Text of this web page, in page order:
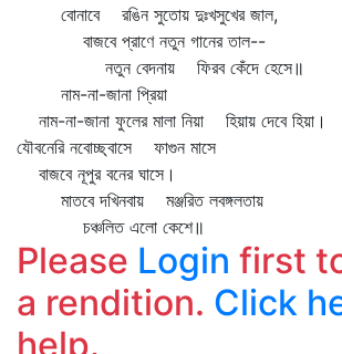
বোনাবে রঙিন সুতোয় দুঃখসুখের জাল,
বাজবে প্রাণে নতুন গানের তাল--
নতুন বেদনায় ফিরব কেঁদে হেসে॥
নাম-না-জানা প্রিয়া
নাম-না-জানা ফুলের মালা নিয়া হিয়ায় দেবে হিয়া।
যৌবনেরি নবোচ্ছ্বাসে ফাগুন মাসে
বাজবে নূপুর বনের ঘাসে।
মাতবে দখিনবায় মঞ্জরিত লবঙ্গলতায়
চঞ্চলিত এলো কেশে॥
Please Login first
a rendition. Click
help.